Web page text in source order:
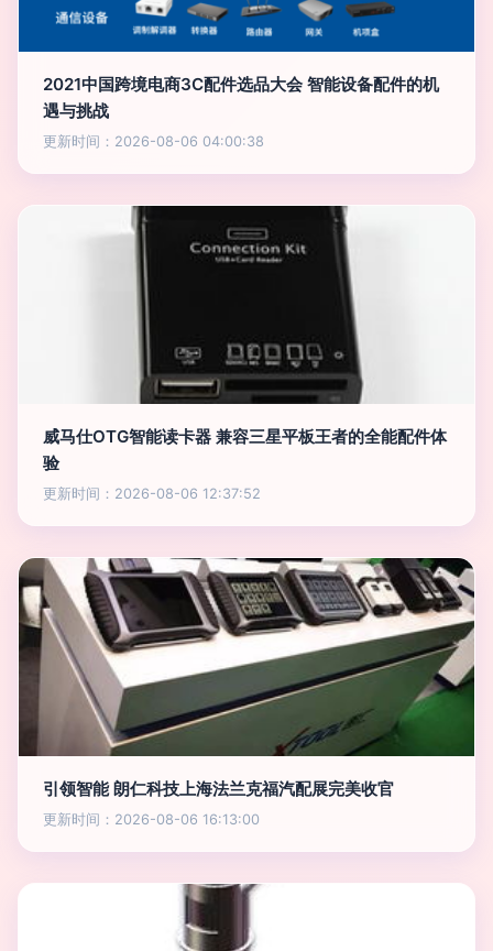
2021中国跨境电商3C配件选品大会 智能设备配件的机
遇与挑战
更新时间：2026-08-06 04:00:38
威马仕OTG智能读卡器 兼容三星平板王者的全能配件体
验
更新时间：2026-08-06 12:37:52
引领智能 朗仁科技上海法兰克福汽配展完美收官
更新时间：2026-08-06 16:13:00